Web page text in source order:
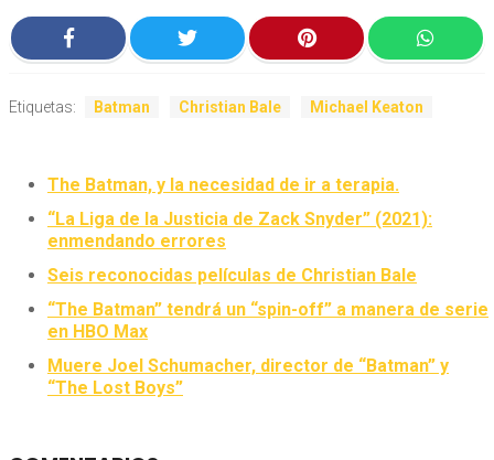
Etiquetas: Batman Christian Bale Michael Keaton
The Batman, y la necesidad de ir a terapia.
“La Liga de la Justicia de Zack Snyder” (2021):
enmendando errores
Seis reconocidas películas de Christian Bale
“The Batman” tendrá un “spin-off” a manera de serie
en HBO Max
Muere Joel Schumacher, director de “Batman” y
“The Lost Boys”